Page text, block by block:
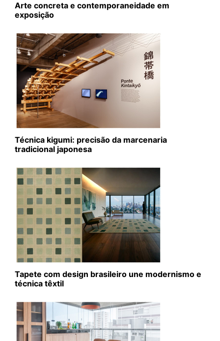
Arte concreta e contemporaneidade em
exposição
Técnica kigumi: precisão da marcenaria
tradicional japonesa
Tapete com design brasileiro une modernismo e
técnica têxtil